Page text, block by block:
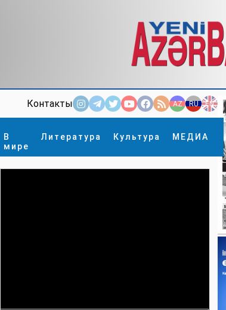
Контакты AZ RU EN
В
мире
Литература Культура МЕДИА
×